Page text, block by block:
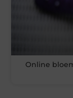
Online